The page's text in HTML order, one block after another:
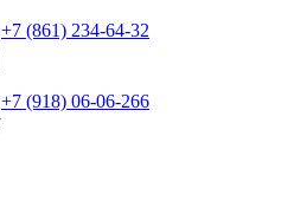
+7 (861) 234-64-32
+7 (918) 06-06-266